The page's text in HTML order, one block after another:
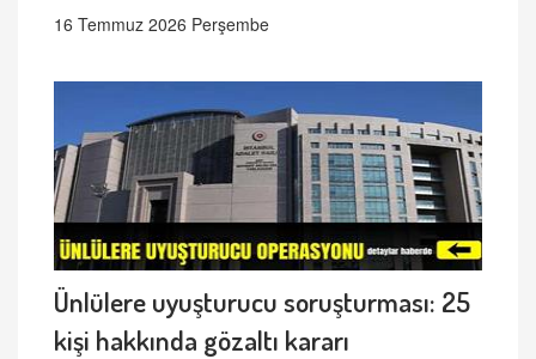
16 Temmuz 2026 Perşembe
Ünlülere uyuşturucu soruşturması: 25
kişi hakkında gözaltı kararı